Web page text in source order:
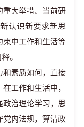
重大举措、当前研
认识新要求新思
束中工作和生活等
。
素质如何，直接
工作和生活中，
政治理论学习，思
党内法规，算清政